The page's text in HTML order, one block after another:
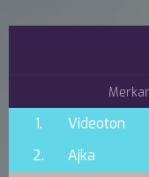
1. Videoton
2.
Ajka